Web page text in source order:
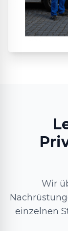
Wir
einzelnen